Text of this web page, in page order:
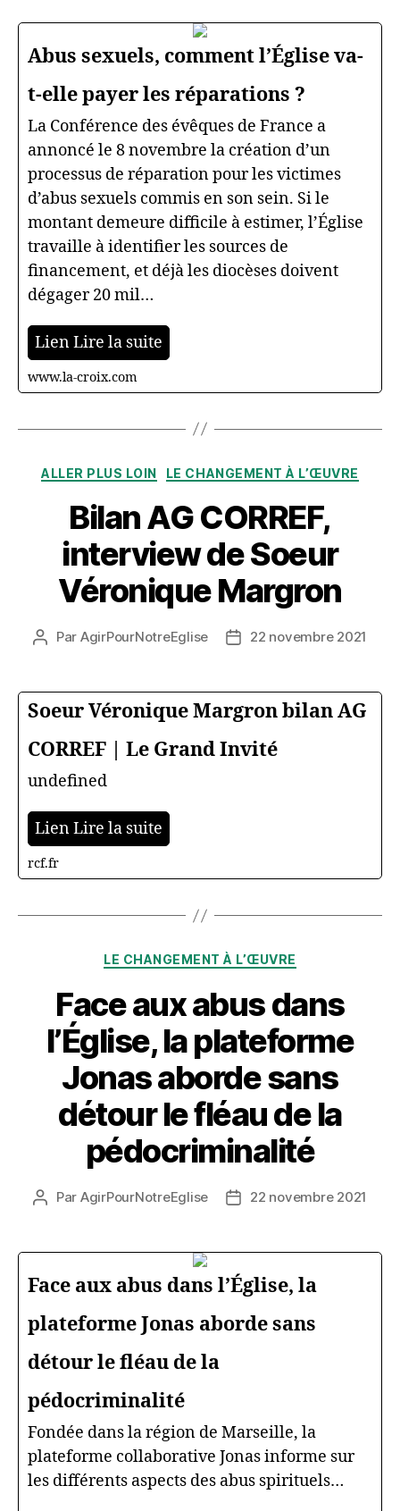
Abus sexuels, comment l’Église va-
t-elle payer les réparations ?
La Conférence des évêques de France a
annoncé le 8 novembre la création d’un
processus de réparation pour les victimes
d’abus sexuels commis en son sein. Si le
montant demeure difficile à estimer, l’Église
travaille à identifier les sources de
financement, et déjà les diocèses doivent
dégager 20 mil…
Lien Lire la suite
www.la-croix.com
Catégories
ALLER PLUS LOIN LE CHANGEMENT À L’ŒUVRE
Bilan AG CORREF,
interview de Soeur
Véronique Margron
Auteur
Par AgirPourNotreEglise
Date22 novembre 2021
Soeur Véronique Margron bilan AG
CORREF | Le Grand Invité
undefined
Lien Lire la suite
rcf.fr
Catégories
LE CHANGEMENT À L’ŒUVRE
Face aux abus dans
l’Église, la plateforme
Jonas aborde sans
détour le fléau de la
pédocriminalité
Auteur
Par AgirPourNotreEglise
Date22 novembre 2021
Face aux abus dans l’Église, la
plateforme Jonas aborde sans
détour le fléau de la
pédocriminalité
Fondée dans la région de Marseille, la
plateforme collaborative Jonas informe sur
les différents aspects des abus spirituels…